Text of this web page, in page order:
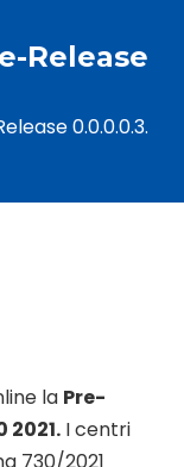
Release
0.0.0.0.3.
la Pre-
2021. I centri